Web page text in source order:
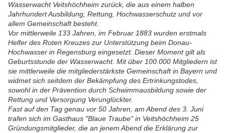
Wasserwacht Veitshöchheim zurück, die aus einem halben
Jahrhundert Ausbildung, Rettung, Hochwasserschutz und vor
allem Gemeinschaft besteht.
Vor mittlerweile 133 Jahren, im Februar 1883 wurden erstmals
Helfer des Roten Kreuzes zur Unterstützung beim Donau-
Hochwasser in Regensburg eingesetzt. Dieser Moment gilt als
Geburtsstunde der Wasserwacht. Mit über 100.000 Mitgliedern ist
sie mittlerweile die mitgliederstärkste Gemeinschaft in Bayern und
widmet sich seitdem der Bekämpfung des Ertrinkungstodes,
sowohl in der Prävention durch Schwimmausbildung sowie der
Rettung und Versorgung Verunglückter.
Fast auf den Tag genau vor 50 Jahren, am Abend des 3. Juni
trafen sich im Gasthaus "Blaue Traube" in Veitshöchheim 25
Gründungsmitglieder, die an jenem Abend die Erklärung zur